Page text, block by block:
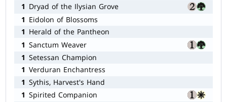
1 Dryad of the Ilysian Grove
1 Eidolon of Blossoms
1 Herald of the Pantheon
1 Sanctum Weaver
1 Setessan Champion
1 Verduran Enchantress
1 Sythis, Harvest's Hand
1 Spirited Companion